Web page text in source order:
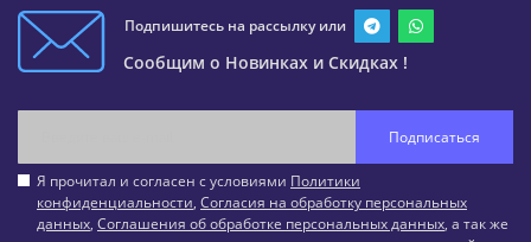
Подпишитесь на рассылку или
Сообщим о Новинках и Скидках !
Подписаться
Я прочитал и согласен с условиями Политики
конфиденциальности, Согласия на обработку персональных
данных, Соглашения об обработке персональных данных, а так же